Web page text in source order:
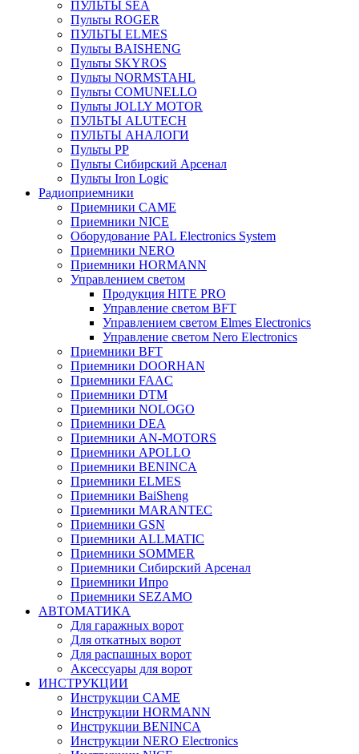
ПУЛЬТЫ SEA
Пульты ROGER
ПУЛЬТЫ ELMES
Пульты BAISHENG
Пульты SKYROS
Пульты NORMSTAHL
Пульты COMUNELLO
Пульты JOLLY MOTOR
ПУЛЬТЫ ALUTECH
ПУЛЬТЫ АНАЛОГИ
Пульты PP
Пульты Сибирский Арсенал
Пульты Iron Logic
Радиоприемники
Приемники CAME
Приемники NICE
Оборудование PAL Electronics System
Приемники NERO
Приемники HORMANN
Управлением светом
Продукция HITE PRO
Управление светом BFT
Управлением светом Elmes Electronics
Управление светом Nero Electronics
Приемники BFT
Приемники DOORHAN
Приемники FAAC
Приемники DTM
Приемники NOLOGO
Приемники DEA
Приемники AN-MOTORS
Приемники APOLLO
Приемники BENINCA
Приемники ELMES
Приемники BaiSheng
Приемники MARANTEC
Приемники GSN
Приемники ALLMATIC
Приемники SOMMER
Приемники Сибирский Арсенал
Приемники Ипро
Приемники SEZAMO
АВТОМАТИКА
Для гаражных ворот
Для откатных ворот
Для распашных ворот
Аксессуары для ворот
ИНСТРУКЦИИ
Инструкции CAME
Инструкции HORMANN
Инструкции BENINCA
Инструкции NERO Electronics